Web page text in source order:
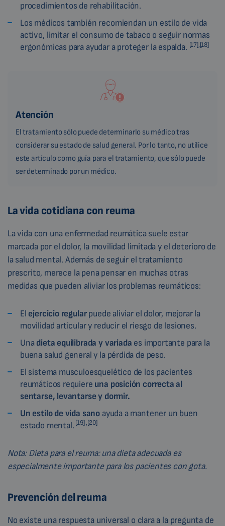
procedimientos de rehabilitación.
Los médicos también recomiendan un estilo de vida
activo, limitar el consumo de tabaco o seguir normas
ergonómicas para ayudar a proteger la espalda. [17],[18]
Atención
El tratamiento sólo puede determinarlo su médico tras
considerar su estado de salud general. Por lo tanto, no utilice
este artículo como guía para el tratamiento, que sólo puede
ser determinado por un médico.
La vida cotidiana con reuma
La vida con una enfermedad reumática suele estar
marcada por el dolor, la movilidad limitada y el deterioro de
la salud mental. Además de seguir el tratamiento
prescrito, merece la pena pensar en muchas otras
medidas que pueden aliviar los problemas reumáticos:
El ejercicio regularpuede aliviar el dolor, mejorar la
movilidad articular y reducir el riesgo de lesiones.
Unadieta equilibrada y variada es importante para la
buena salud general y la pérdida de peso.
El sistema musculoesquelético de los pacientes
reumáticos requiere una posición correcta al
sentarse, levantarse y dormir.
Un estilo de vida sano ayuda a mantener un buen
estado mental. [19] ,[20]
Nota: Dieta para el reuma: una dieta adecuada es
especialmente importante para los pacientes con gota.
Prevención del reuma
No existe una respuesta universal o clara a la pregunta de